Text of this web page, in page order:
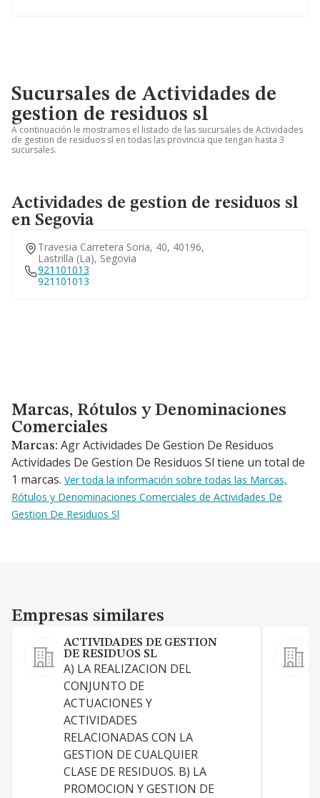
Sucursales de Actividades de
gestion de residuos sl
A continuación le mostramos el listado de las sucursales de Actividades
de gestion de residuos sl en todas las provincia que tengan hasta 3
sucursales.
Actividades de gestion de residuos sl
en Segovia
Travesia Carretera Soria, 40, 40196,
Lastrilla (la), Segovia
921101013
921101013
Marcas, Rótulos y Denominaciones Comerciales
Marcas, Rótulos y Denominaciones
Comerciales
Marcas: Agr Actividades De Gestion De Residuos
Actividades De Gestion De Residuos Sl tiene un total de
1 marcas. Ver toda la información sobre todas las Marcas,
Rótulos y Denominaciones Comerciales de Actividades De
Gestion De Residuos Sl
Empresas similares
Empresas similares
ACTIVIDADES DE GESTION
DE RESIDUOS SL
A) LA REALIZACION DEL
CONJUNTO DE
ACTUACIONES Y
ACTIVIDADES
RELACIONADAS CON LA
GESTION DE CUALQUIER
CLASE DE RESIDUOS. B) LA
PROMOCION Y GESTION DE